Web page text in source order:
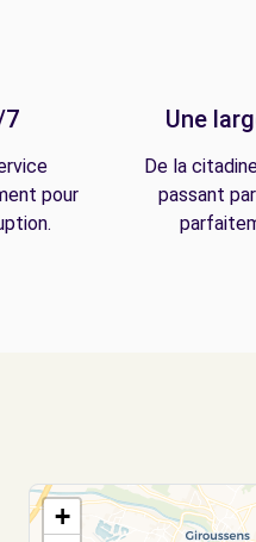
pour
Une
De la
passant
+